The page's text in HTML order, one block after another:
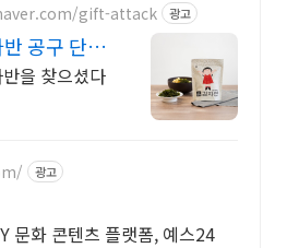
gift-attack 광고
공구 단,
을 찾으셨다
광고
문화 콘텐츠 플랫폼, 예스24